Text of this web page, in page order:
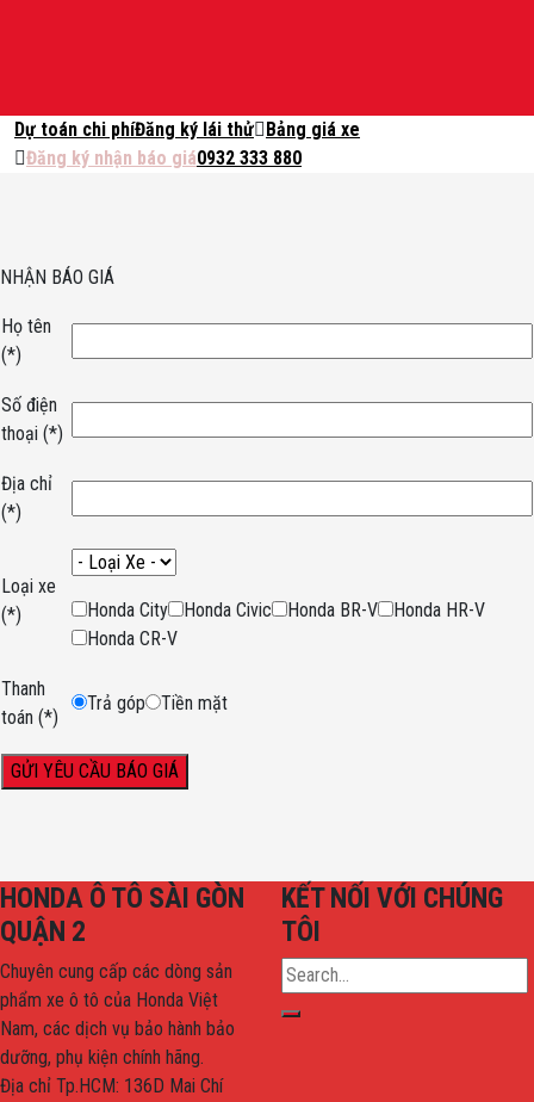
0932333880
Trang chủ
Hướng dẫn sử dụngBẢNG GIÁPhụ kiệnCHÍNH SÁCH
Dự toán chi phíĐăng ký lái thử Bảng giá xe
Đăng ký nhận báo giá0932 333 880
NHẬN BÁO GIÁ
Họ tên
(*)
Số điện
thoại (*)
Địa chỉ
(*)
Loại xe
(*)
Honda City Honda Civic Honda BR-V
Honda HR-V
Honda CR-V
Thanh
toán (*)
Trả góp Tiền mặt
HONDA Ô TÔ SÀI GÒN
QUẬN 2
Chuyên cung cấp các dòng sản
phẩm xe ô tô của Honda Việt
Nam, các dịch vụ bảo hành bảo
dưỡng, phụ kiện chính hãng.
Địa chỉ Tp.HCM: 136D Mai Chí
KẾT NỐI VỚI CHÚNG
TÔI